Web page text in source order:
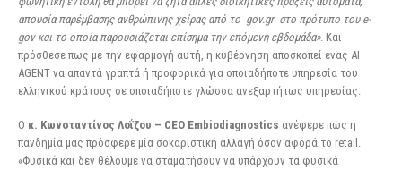
απουσία παρέμβασης ανθρώπινης χείρας από το gov.gr στο πρότυπο του e-
gov και το οποία παρουσιάζεται επίσημα την επόμενη εβδομάδα». Και
πρόσθεσε πως με την εφαρμογή αυτή, η κυβέρνηση αποσκοπεί ένας ΑΙ
ΑGENT να απαντά γραπτά ή προφορικά για οποιαδήποτε υπηρεσία του
ελληνικού κράτους σε οποιαδήποτε γλώσσα ανεξαρτήτως υπηρεσίας.
Ο κ. Κωνσταντίνος Λοΐζου – CEO Embiodiagnostics ανέφερε πως η
πανδημία μας πρόσφερε μία σοκαριστική αλλαγή όσον αφορά το retail.
«Φυσικά και δεν θέλουμε να σταματήσουν να υπάρχουν τα φυσικά